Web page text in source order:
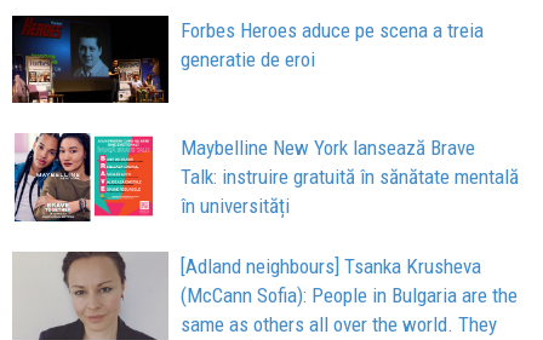
Forbes Heroes aduce pe scena a treia
generatie de eroi
Maybelline New York lansează Brave
Talk: instruire gratuită în sănătate mentală
în universități
[Adland neighbours] Tsanka Krusheva
(McCann Sofia): People in Bulgaria are the
same as others all over the world. They